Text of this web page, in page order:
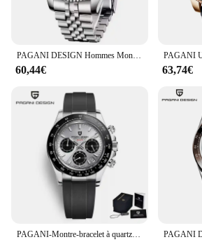
PAGANI DESIGN Hommes Montre Mécanique De Luxe Montre Automatique Sport En Acier Inoxydable 100M Montre Étanche pour Hommes
60,44€ 63,74€
PAGANI-Montre-bracelet à quartz étanche pour homme, date automatique, chronographe de sport, or, marque supérieure, luxe, nouveau, 2024